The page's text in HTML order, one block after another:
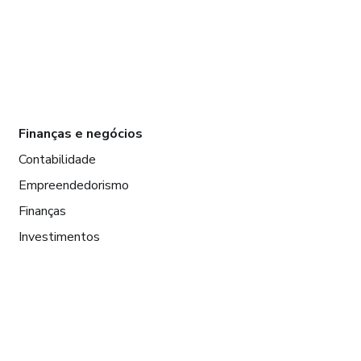
Finanças e negócios
Contabilidade
Empreendedorismo
Finanças
Investimentos